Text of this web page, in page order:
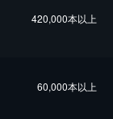
420,000本以上
60,000本以上